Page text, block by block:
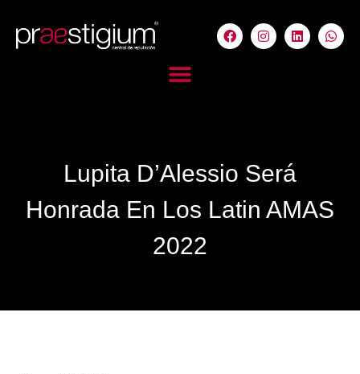
Lupita D’Alessio Será
Honrada En Los Latin AMAS
2022